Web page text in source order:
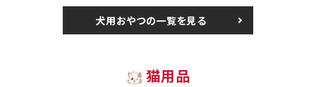
犬用おやつの一覧を見る
猫用品